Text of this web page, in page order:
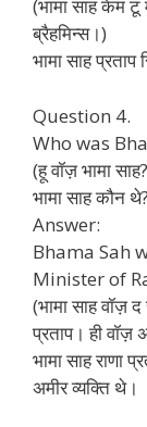
(भामा साह केम
ब्रैहमिन्स।)
भामा साह
Question 4.
Who was
(हू वॉज़ भामा
भामा साह कौन थे?
Answer:
Bhama Sah
Minister of
(भामा साह वॉज़
प्रताप। ही वॉज़
भामा साह राणा
अमीर व्यक्ति थे।